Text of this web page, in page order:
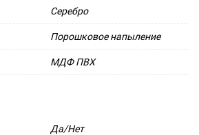
Серебро
Порошковое напыление
МДФ ПВХ
Да/Нет